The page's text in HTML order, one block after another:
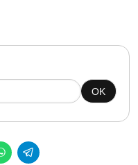
OK